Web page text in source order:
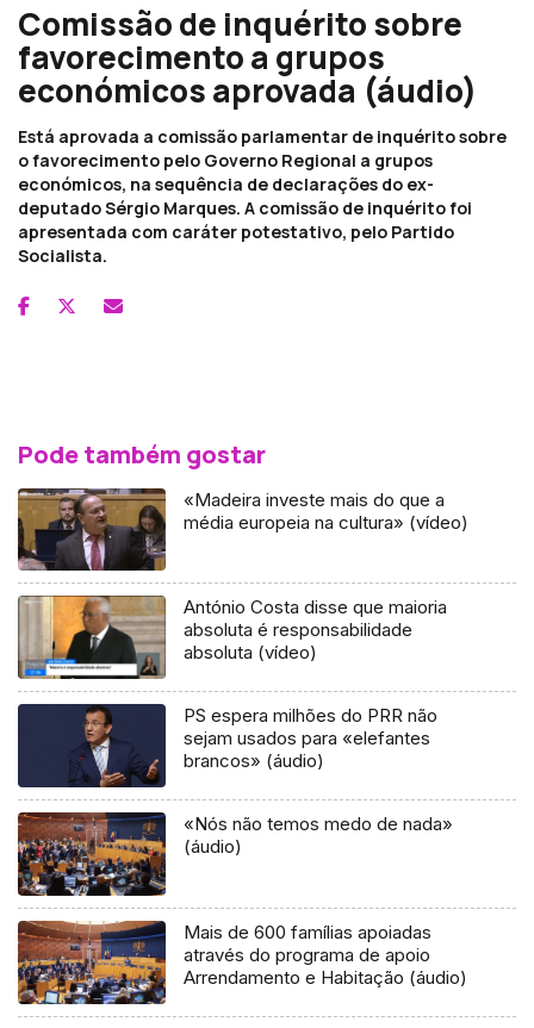
Comissão de inquérito sobre
favorecimento a grupos
económicos aprovada (áudio)
Está aprovada a comissão parlamentar de inquérito sobre
o favorecimento pelo Governo Regional a grupos
económicos, na sequência de declarações do ex-
deputado Sérgio Marques. A comissão de inquérito foi
apresentada com caráter potestativo, pelo Partido
Socialista.
Pode também gostar
«Madeira investe mais do que a
média europeia na cultura» (vídeo)
António Costa disse que maioria
absoluta é responsabilidade
absoluta (vídeo)
PS espera milhões do PRR não
sejam usados para «elefantes
brancos» (áudio)
«Nós não temos medo de nada»
(áudio)
Mais de 600 famílias apoiadas
através do programa de apoio
Arrendamento e Habitação (áudio)